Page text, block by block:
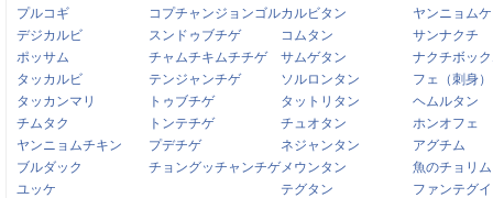
プルコギ
デジカルビ
ポッサム
タッカルビ
タッカンマリ
チムタク
ヤンニョムチキン
ブルダック
ユッケ
コプチャンジョンゴル
スンドゥブチゲ
チャムチキムチチゲ
テンジャンチゲ
トゥブチゲ
トンテチゲ
プデチゲ
チョングッチャンチゲ
カルビタン
コムタン
サムゲタン
ソルロンタン
タットリタン
チュオタン
ネジャンタン
メウンタン
テグタン
ヤンニョム
サンナクチ
ナクチボッ
フェ（刺身）
ヘムルタン
ホンオフェ
アグチム
魚のチョリム
ファンテグイ